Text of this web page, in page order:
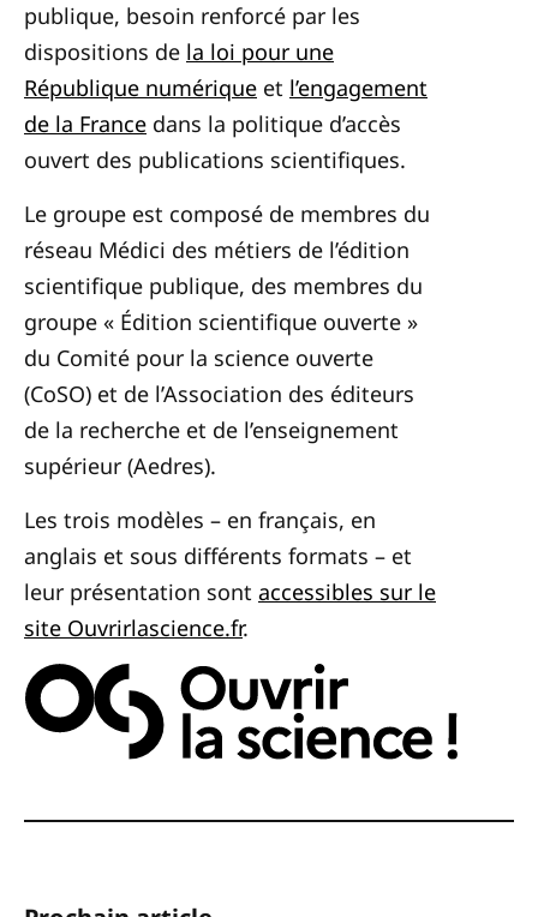
publique, besoin renforcé par les
dispositions de la loi pour une
République numérique et l’engagement
de la France dans la politique d’accès
ouvert des publications scientifiques.
Le groupe est composé de membres du
réseau Médici des métiers de l’édition
scientifique publique, des membres du
groupe « Édition scientifique ouverte »
du Comité pour la science ouverte
(CoSO) et de l’Association des éditeurs
de la recherche et de l’enseignement
supérieur (Aedres).
Les trois modèles – en français, en
anglais et sous différents formats – et
leur présentation sont accessibles sur le
site Ouvrirlascience.fr.